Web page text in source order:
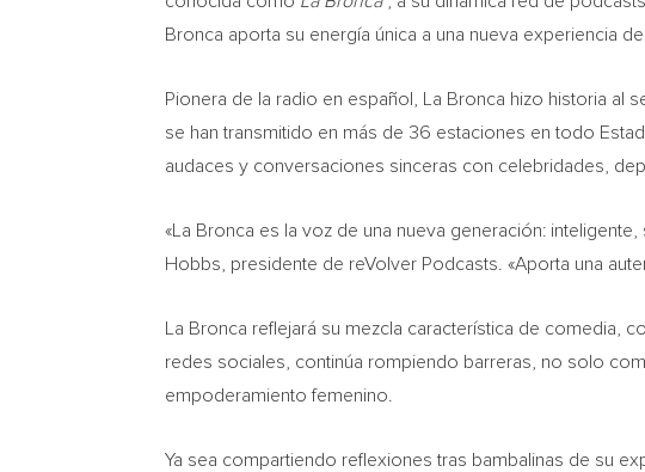
Bronca aporta su energía única a una nueva experiencia
Pionera de la radio en español, La Bronca hizo historia al
se han transmitido en más de 36 estaciones en todo
audaces y conversaciones sinceras con celebridades,
«La Bronca es la voz de una nueva generación:
Hobbs , presidente de reVolver Podcasts. «Aporta una
La Bronca reflejará su mezcla característica de
redes sociales, continúa rompiendo barreras, no solo
empoderamiento femenino.
Ya sea compartiendo reflexiones tras bambalinas de su